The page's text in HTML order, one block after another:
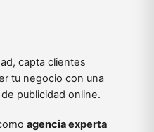
capta clientes
tu negocio con una
publicidad online.
agencia experta